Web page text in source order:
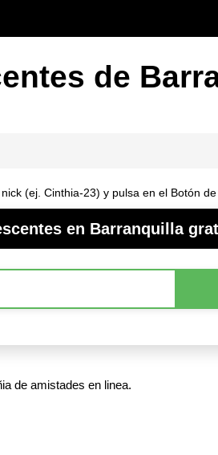
de
(ej. Cinthia-23) y pulsa en el Botón de
en Barranquilla
de amistades en linea.